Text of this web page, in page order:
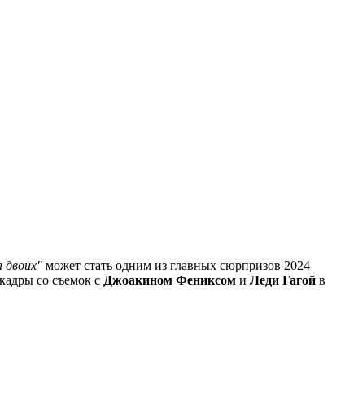
двоих" может стать одним из главных сюрпризов 2024
со съемок с Джоакином Фениксом и Леди Гагой в